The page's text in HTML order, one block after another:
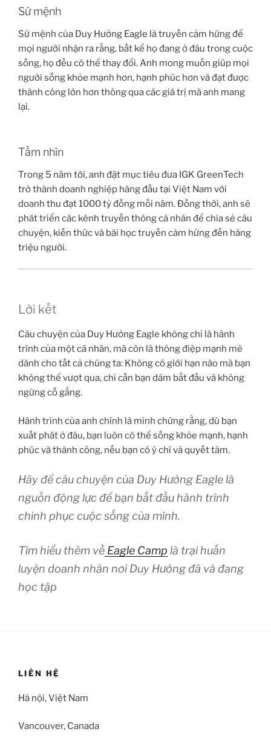
Sứ mệnh
Sứ mệnh của Duy Hưởng Eagle là truyền cảm hứng để
mọi người nhận ra rằng, bất kể họ đang ở đâu trong cuộc
sống, họ đều có thể thay đổi. Anh mong muốn giúp mọi
người sống khỏe mạnh hơn, hạnh phúc hơn và đạt được
thành công lớn hơn thông qua các giá trị mà anh mang
lại.
Tầm nhìn
Trong 5 năm tới, anh đặt mục tiêu đưa IGK GreenTech
trở thành doanh nghiệp hàng đầu tại Việt Nam với
doanh thu đạt 1000 tỷ đồng mỗi năm. Đồng thời, anh sẽ
phát triển các kênh truyền thông cá nhân để chia sẻ câu
chuyện, kiến thức và bài học truyền cảm hứng đến hàng
triệu người.
Lời kết
Câu chuyện của Duy Hưởng Eagle không chỉ là hành
trình của một cá nhân, mà còn là thông điệp mạnh mẽ
dành cho tất cả chúng ta: Không có giới hạn nào mà bạn
không thể vượt qua, chỉ cần bạn dám bắt đầu và không
ngừng cố gắng.
Hành trình của anh chính là minh chứng rằng, dù bạn
xuất phát ở đâu, bạn luôn có thể sống khỏe mạnh, hạnh
phúc và thành công, nếu bạn có ý chí và quyết tâm.
Hãy để câu chuyện của Duy Hưởng Eagle là
nguồn động lực để bạn bắt đầu hành trình
chinh phục cuộc sống của mình.
Tìm hiểu thêm về Eagle Camp là trại huấn
luyện doanh nhân nơi Duy Hưởng đã và đang
học tập
LIÊN HỆ
Hà nội, Việt Nam
Vancouver, Canada